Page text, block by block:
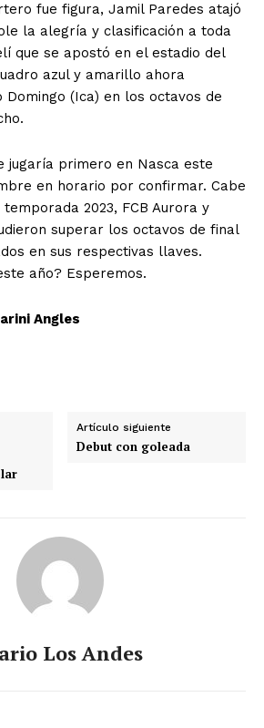
fue figura, Jamil Paredes atajó
la alegría y clasificación a toda
que se apostó en el estadio del
azul y amarillo ahora
(Ica) en los octavos de
jugaría primero en Nasca este
en horario por confirmar. Cabe
2023, FCB Aurora y
superar los octavos de final
en sus respectivas llaves.
año? Esperemos.
Angles
Artículo siguiente
Debut con goleada
Los Andes